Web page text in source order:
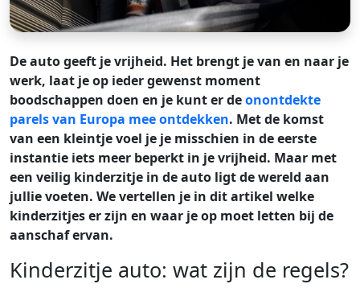
De auto geeft je vrijheid. Het brengt je van en naar je
werk, laat je op ieder gewenst moment
boodschappen doen en je kunt er deonontdekte
parels van Europa mee ontdekken. Met de komst
van een kleintje voel je je misschien in de eerste
instantie iets meer beperkt in je vrijheid. Maar met
een veilig kinderzitje in de auto ligt de wereld aan
jullie voeten. We vertellen je in dit artikel welke
kinderzitjes er zijn en waar je op moet letten bij de
aanschaf ervan.
Kinderzitje auto: wat zijn de regels?